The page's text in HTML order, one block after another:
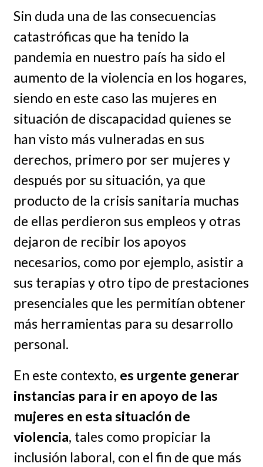
Sin duda una de las consecuencias
catastróficas que ha tenido la
pandemia en nuestro país ha sido el
aumento de la violencia en los hogares,
siendo en este caso las mujeres en
situación de discapacidad quienes se
han visto más vulneradas en sus
derechos, primero por ser mujeres y
después por su situación, ya que
producto de la crisis sanitaria muchas
de ellas perdieron sus empleos y otras
dejaron de recibir los apoyos
necesarios, como por ejemplo, asistir a
sus terapias y otro tipo de prestaciones
presenciales que les permitían obtener
más herramientas para su desarrollo
personal.
En este contexto, es urgente generar
instancias para ir en apoyo de las
mujeres en esta situación de
violencia, tales como propiciar la
inclusión laboral, con el fin de que más